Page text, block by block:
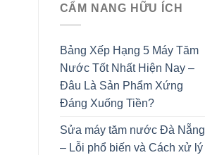
CẨM NANG HỮU ÍCH
Bảng Xếp Hạng 5 Máy Tăm
Nước Tốt Nhất Hiện Nay –
Đâu Là Sản Phẩm Xứng
Đáng Xuống Tiền?
Sửa máy tăm nước Đà Nẵng
– Lỗi phổ biến và Cách xử lý